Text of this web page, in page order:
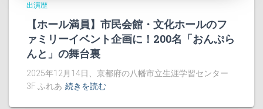
出演歴
【ホール満員】市民会館・文化ホールのフ
ァミリーイベント企画に！200名「おんぷら
んと」の舞台裏
2025年12月14日、京都府の八幡市立生涯学習センター
3F ふれあ 続きを読む